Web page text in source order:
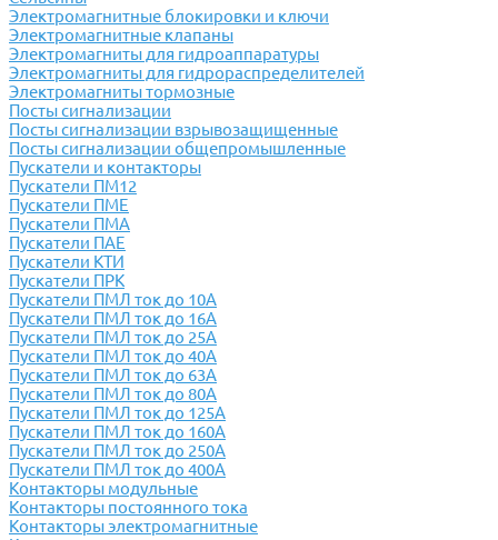
Электромагнитные блокировки и ключи
Электромагнитные клапаны
Электромагниты для гидроаппаратуры
Электромагниты для гидрораспределителей
Электромагниты тормозные
Посты сигнализации
Посты сигнализации взрывозащищенные
Посты сигнализации общепромышленные
Пускатели и контакторы
Пускатели ПМ12
Пускатели ПМЕ
Пускатели ПМА
Пускатели ПАЕ
Пускатели КТИ
Пускатели ПРК
Пускатели ПМЛ ток до 10А
Пускатели ПМЛ ток до 16А
Пускатели ПМЛ ток до 25А
Пускатели ПМЛ ток до 40А
Пускатели ПМЛ ток до 63А
Пускатели ПМЛ ток до 80А
Пускатели ПМЛ ток до 125А
Пускатели ПМЛ ток до 160А
Пускатели ПМЛ ток до 250А
Пускатели ПМЛ ток до 400А
Контакторы модульные
Контакторы постоянного тока
Контакторы электромагнитные